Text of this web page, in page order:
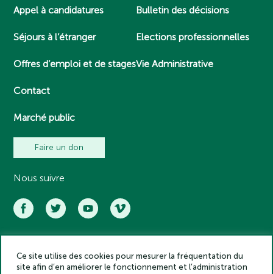
Appel à candidatures
Séjours à l’étranger
Offres d’emploi et de stages
Contact
Marché public
Bulletin des décisions
Elections professionnelles
Vie Administrative
Faire un don
Nous suivre
Académie des inscriptions et belles lettres – Tous droits réservés
2025
Ce site utilise des cookies pour mesurer la fréquentation du
site afin d’en améliorer le fonctionnement et l’administration